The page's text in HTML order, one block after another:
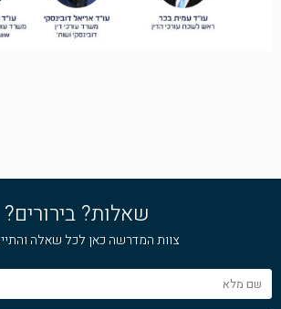
שאלות? בירורים?
צוות המדרשה כאן לכל שאלה
שם
מלא